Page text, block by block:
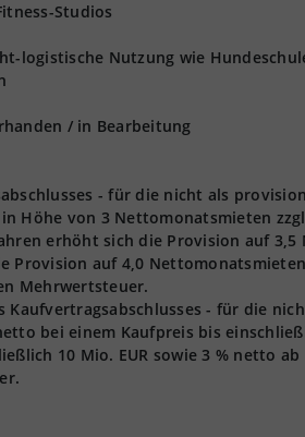
Studios
logistische Nutzung wie
/ in Bearbeitung
- für die nicht als
Höhe von 3 Nettomonatsmieten
erhöht sich die Provision auf
Provision auf 4,0
Mehrwertsteuer.
Kaufvertragsabschlusses - für die
bei einem Kaufpreis bis
10 Mio. EUR sowie 3 % netto